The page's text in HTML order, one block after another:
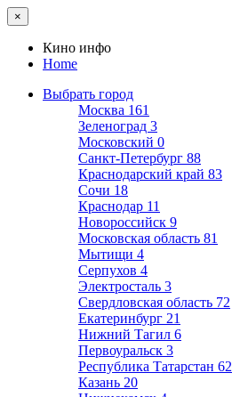
×
Кино инфо
Home
Выбрать город
Москва 161
Зеленоград 3
Московский 0
Санкт-Петербург 88
Краснодарский край 83
Сочи 18
Краснодар 11
Новороссийск 9
Московская область 81
Мытищи 4
Серпухов 4
Электросталь 3
Свердловская область 72
Екатеринбург 21
Нижний Тагил 6
Первоуральск 3
Республика Татарстан 62
Казань 20